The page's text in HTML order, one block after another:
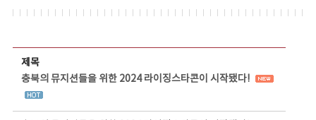
제목
충북의 뮤지션들을 위한 2024 라이징스타콘이 시작됐다!